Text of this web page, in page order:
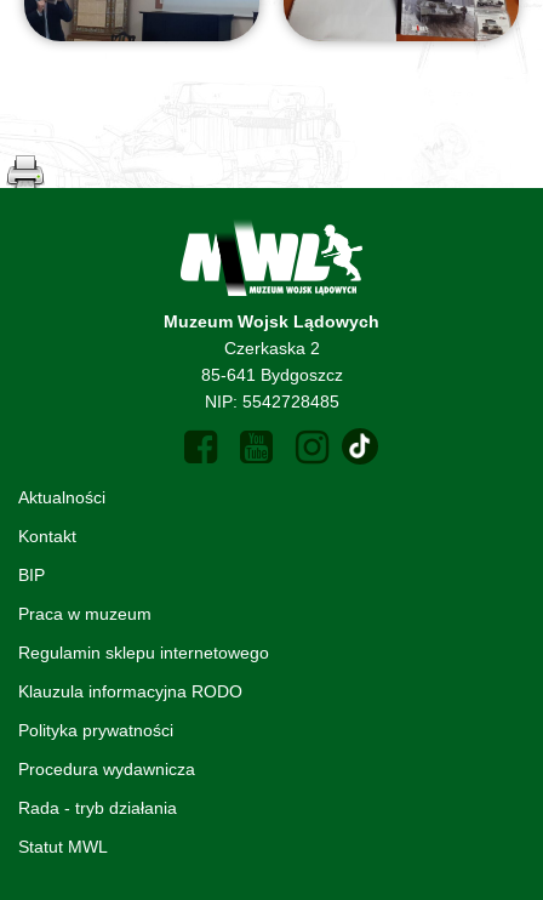
Muzeum Wojsk Lądowych
Czerkaska 2
85-641 Bydgoszcz
NIP: 5542728485
Aktualności
Kontakt
BIP
Praca w muzeum
Regulamin sklepu internetowego
Klauzula informacyjna RODO
Polityka prywatności
Procedura wydawnicza
Rada - tryb działania
Statut MWL